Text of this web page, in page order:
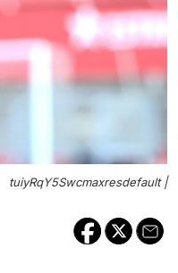
tuiyRqY5Swcmaxresdefault |